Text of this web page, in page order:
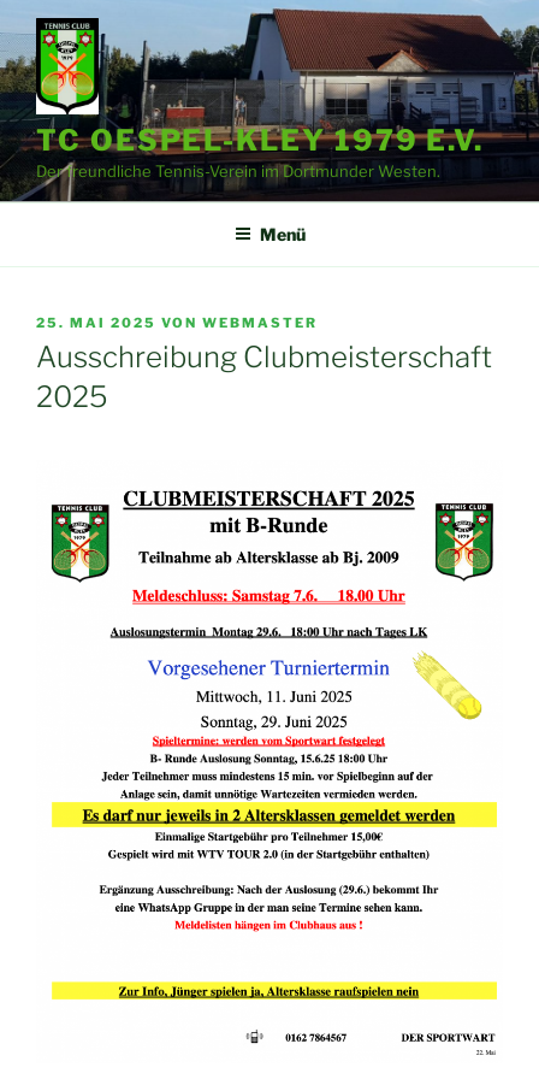
Zum
Inhalt
springen
TC OESPEL-KLEY 1979 E.V.
Der freundliche Tennis-Verein im Dortmunder Westen.
Menü
VERÖFFENTLICHT
AM
25. MAI 2025 VON WEBMASTER
Ausschreibung Clubmeisterschaft
2025